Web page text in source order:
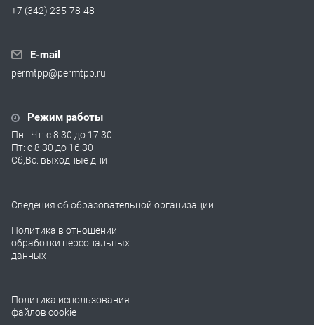
+7 (342) 235-78-48
E-mail
permtpp@permtpp.ru
Режим работы
Пн - Чт: с 8:30 до 17:30
Пт: с 8:30 до 16:30
Сб,Вс: выходные дни
Сведения об образовательной организации
Политика в отношении
обработки персональных
данных
Политика использования
файлов cookie